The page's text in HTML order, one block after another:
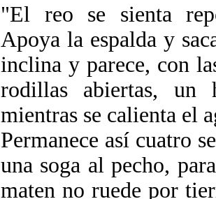
"El reo se sienta
Apoya la espalda y
inclina y parece, con
rodillas abiertas, un
mientras se calienta el
Permanece así cuatro
una soga al pecho,
maten no ruede por